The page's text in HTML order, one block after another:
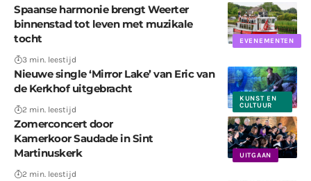
EVENEMENTEN
Spaanse harmonie brengt Weerter
binnenstad tot leven met muzikale
tocht
3 min. leestijd
KUNST EN
CULTUUR
Nieuwe single ‘Mirror Lake’ van Eric van
de Kerkhof uitgebracht
2 min. leestijd
UITGAAN
Zomerconcert door
Kamerkoor Saudade in Sint
Martinuskerk
2 min. leestijd